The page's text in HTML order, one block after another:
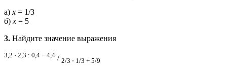
а) х = 1/3
б) x = 5
3. Найдите значение выражения
3,2 ⋅ 2,3 : 0,4 − 4,4 / 2/3 ⋅ 1/3 + 5/9